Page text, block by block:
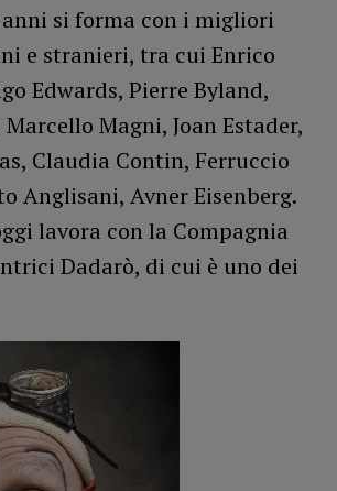
si forma con i migliori
e stranieri, tra cui Enrico
Edwards, Pierre Byland,
Magni, Joan Estader,
Claudia Contin, Ferruccio
Anglisani, Avner Eisenberg.
lavora con la Compagnia
Dadarò, di cui è uno dei